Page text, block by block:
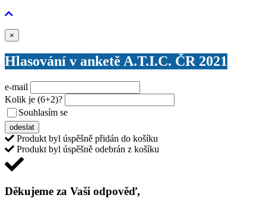
×
Hlasování v anketě A.T.I.C. ČR 2021
e-mail
Kolik je (6+2)?
Souhlasím se
odeslat
Produkt byl úspěšně přidán do košíku
Produkt byl úspěšně odebrán z košíku
Děkujeme za Vaši odpověď,